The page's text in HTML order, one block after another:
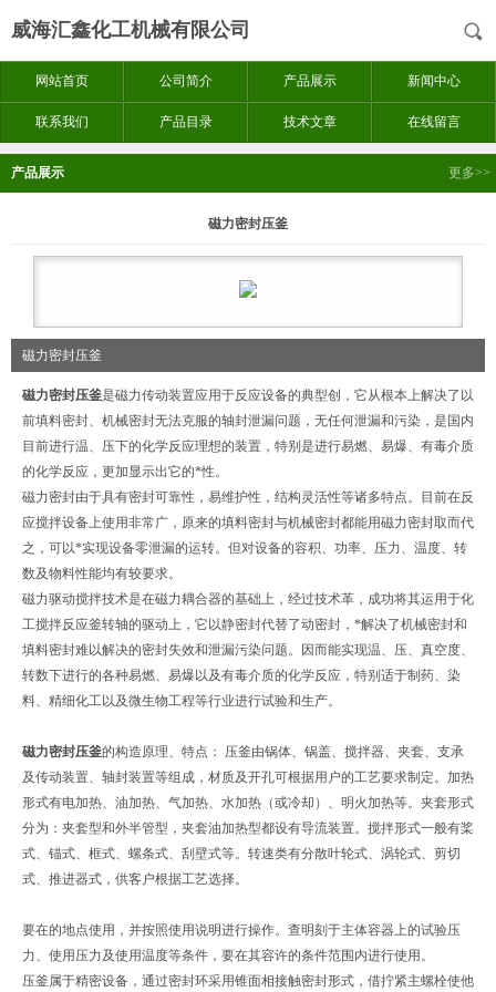
威海汇鑫化工机械有限公司
网站首页 公司简介 产品展示 新闻中心
联系我们 产品目录 技术文章 在线留言
产品展示 更多>>
磁力密封压釜
磁力密封压釜
磁力密封压釜是磁力传动装置应用于反应设备的典型创，它从根本上解决了以
前填料密封、机械密封无法克服的轴封泄漏问题，无任何泄漏和污染，是国内
目前进行温、压下的化学反应理想的装置，特别是进行易燃、易爆、有毒介质
的化学反应，更加显示出它的*性。
磁力密封由于具有密封可靠性，易维护性，结构灵活性等诸多特点。目前在反
应搅拌设备上使用非常广，原来的填料密封与机械密封都能用磁力密封取而代
之，可以*实现设备零泄漏的运转。但对设备的容积、功率、压力、温度、转
数及物料性能均有较要求。
磁力驱动搅拌技术是在磁力耦合器的基础上，经过技术革，成功将其运用于化
工搅拌反应釜转轴的驱动上，它以静密封代替了动密封，*解决了机械密封和
填料密封难以解决的密封失效和泄漏污染问题。因而能实现温、压、真空度、
转数下进行的各种易燃、易爆以及有毒介质的化学反应，特别适于制药、染
料、精细化工以及微生物工程等行业进行试验和生产。
磁力密封压釜的构造原理、特点： 压釜由锅体、锅盖、搅拌器、夹套、支承
及传动装置、轴封装置等组成，材质及开孔可根据用户的工艺要求制定。加热
形式有电加热、油加热、气加热、水加热（或冷却）、明火加热等。夹套形式
分为：夹套型和外半管型，夹套油加热型都设有导流装置。搅拌形式一般有桨
式、锚式、框式、螺条式、刮壁式等。转速类有分散叶轮式、涡轮式、剪切
式、推进器式，供客户根据工艺选择。
要在的地点使用，并按照使用说明进行操作。查明刻于主体容器上的试验压
力、使用压力及使用温度等条件，要在其容许的条件范围内进行使用。
压釜属于精密设备，通过密封环采用锥面相接触密封形式，借拧紧主螺栓使他